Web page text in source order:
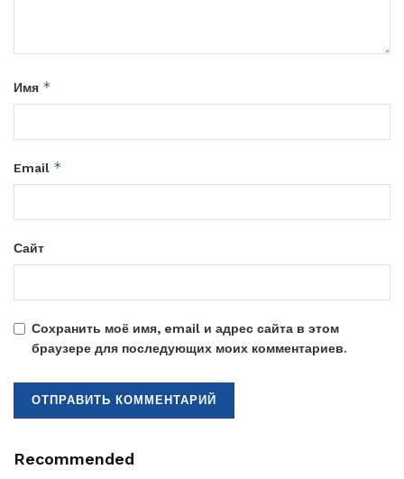
Имя *
Email *
Сайт
Сохранить моё имя, email и адрес сайта в этом
браузере для последующих моих комментариев.
Recommended